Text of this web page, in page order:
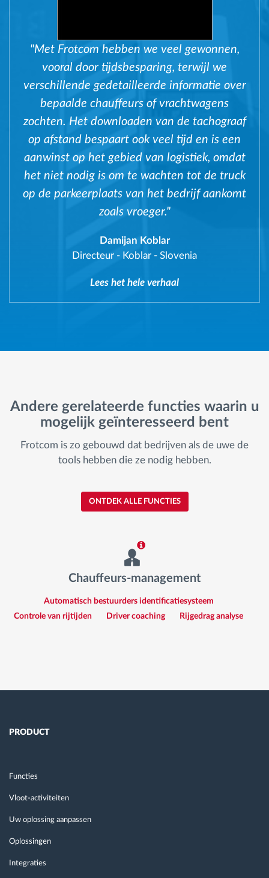
"Met Frotcom hebben we veel gewonnen,
vooral door tijdsbesparing, terwijl we
verschillende gedetailleerde informatie over
bepaalde chauffeurs of vrachtwagens
zochten. Het downloaden van de tachograaf
op afstand bespaart ook veel tijd en is een
aanwinst op het gebied van logistiek, omdat
het niet nodig is om te wachten tot de truck
op de parkeerplaats van het bedrijf aankomt
zoals vroeger."
Damijan Koblar
Directeur - Koblar - Slovenia
Lees het hele verhaal
Andere gerelateerde functies waarin u
mogelijk geïnteresseerd bent
Frotcom is zo gebouwd dat bedrijven als de uwe de
tools hebben die ze nodig hebben.
ONTDEK ALLE FUNCTIES
Chauffeurs-management
Automatisch bestuurders identificatiesysteem
Controle van rijtijden
Driver coaching Rijgedrag analyse
PRODUCT
Functies
Vloot-activiteiten
Uw oplossing aanpassen
Oplossingen
Integraties